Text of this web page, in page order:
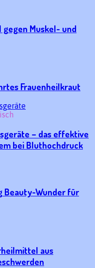
Muskel- und
Frauenheilkraut
– das effektive
bei Bluthochdruck
Beauty-Wunder für
aus